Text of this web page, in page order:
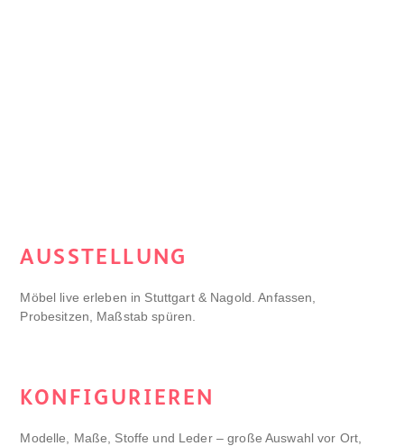
AUSSTELLUNG
Möbel live erleben in Stuttgart & Nagold. Anfassen,
Probesitzen, Maßstab spüren.
KONFIGURIEREN
Modelle, Maße, Stoffe und Leder – große Auswahl vor Ort,